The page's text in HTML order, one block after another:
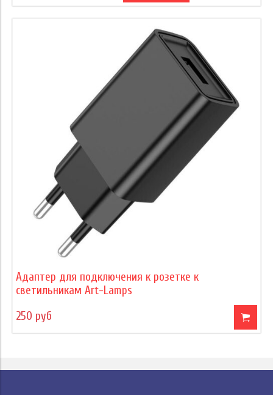
Адаптер для подключения к розетке к
светильникам Art-Lamps
250 руб